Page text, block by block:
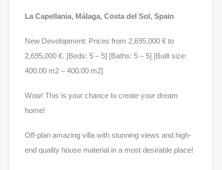
La Capellania, Málaga, Costa del Sol, Spain
New Development: Prices from 2,695,000 € to
2,695,000 €. [Beds: 5 – 5] [Baths: 5 – 5] [Built size:
400.00 m2 – 400.00 m2]
Wow! This is your chance to create your dream
home!
Off-plan amazing villa with stunning views and high-
end quality house material in a most desirable place!